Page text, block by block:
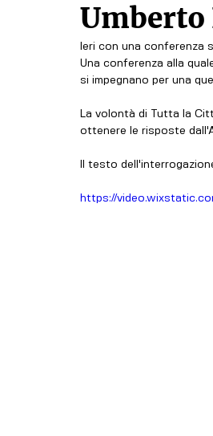
Umberto
Ieri con una conferenza
Una conferenza alla
si impegnano per una
La volontà di Tutta la
ottenere le risposte
Il testo
https://